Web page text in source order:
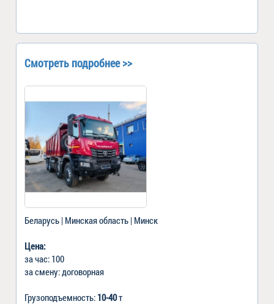
Смотреть подробнее >>
Беларусь | Минская область | Минск
Цена:
за час: 100
за смену: договорная
Грузоподъемность: 10-40т